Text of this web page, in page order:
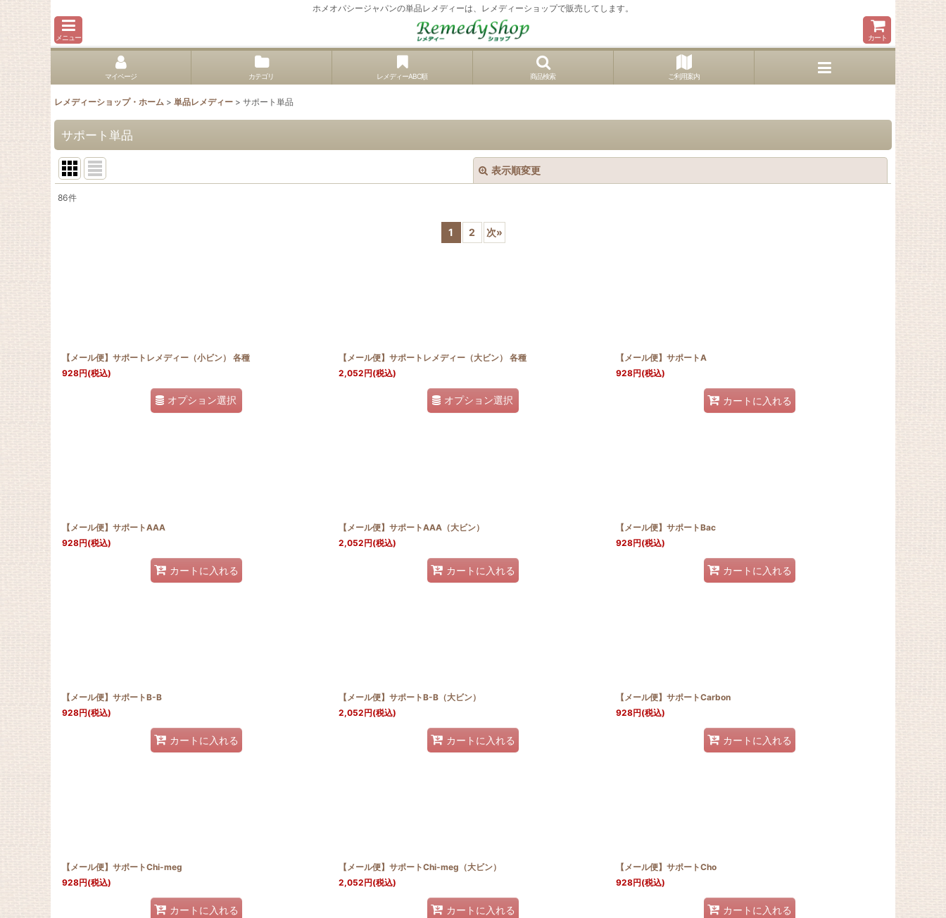
ホメオパシージャパンの単品レメディーは、レメディーショップで販売してします。
メニュー カート
マイページ カテゴリ レメディーABC順 商品検索 ご利用案内
レメディーショップ・ホーム > 単品レメディー > サポート単品
サポート単品
表示順変更
86件
1 2 次»
【メール便】サポートレメディー（小ビン） 各種
928円(税込)
オプション選択
【メール便】サポートレメディー（大ビン） 各種
2,052円(税込)
オプション選択
【メール便】サポートA
928円(税込)
カートに入れる
【メール便】サポートAAA
928円(税込)
カートに入れる
【メール便】サポートAAA（大ビン）
2,052円(税込)
カートに入れる
【メール便】サポートBac
928円(税込)
カートに入れる
【メール便】サポートB-B
928円(税込)
カートに入れる
【メール便】サポートB-B（大ビン）
2,052円(税込)
カートに入れる
【メール便】サポートCarbon
928円(税込)
カートに入れる
【メール便】サポートChi-meg
928円(税込)
カートに入れる
【メール便】サポートChi-meg（大ビン）
2,052円(税込)
カートに入れる
【メール便】サポートCho
928円(税込)
カートに入れる